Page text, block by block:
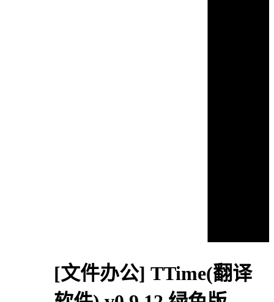
[文件办公] TTime(翻译